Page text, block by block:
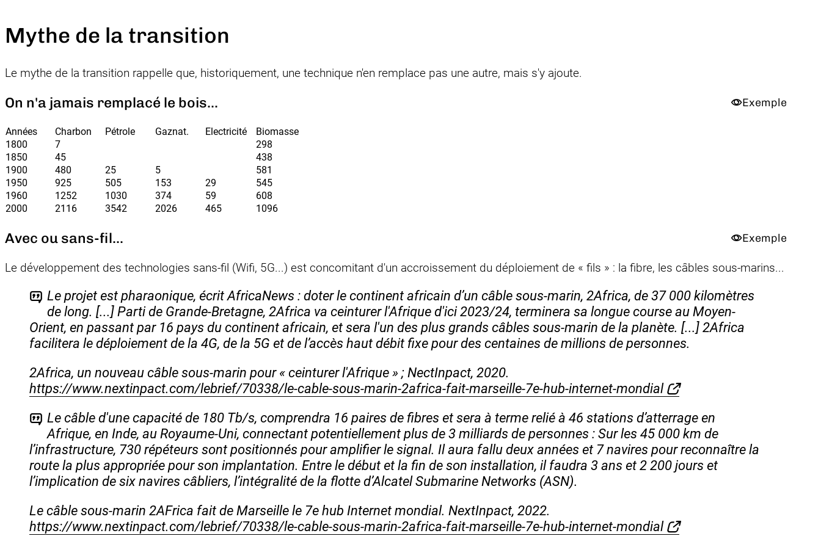
Mythe de la transition
Le mythe de la transition rappelle que, historiquement, une technique n'en remplace pas une autre, mais s'y ajoute.
Exemple
On n'a jamais remplacé le bois...
Années Charbon Pétrole Gaznat. Electricité
Biomasse
1800
7
298
1850
45
438
1900
480 25 5
581
1950
925 505 153 29
545
1960
1252 1030 374 59
608
2000
2116 3542 2026 465 1096
Exemple
Avec ou sans-fil...
Le développement des technologies sans-fil (Wifi, 5G...) est concomitant d'un accroissement du déploiement de « fils » : la fibre, les câbles sous-marins...
Le projet est pharaonique, écrit AfricaNews : doter le continent africain d’un câble sous-marin, 2Africa, de 37 000 kilomètres
de long. [...] Parti de Grande-Bretagne, 2Africa va ceinturer l'Afrique d'ici 2023/24, terminera sa longue course au Moyen-
Orient, en passant par 16 pays du continent africain, et sera l'un des plus grands câbles sous-marin de la planète. [...] 2Africa
facilitera le déploiement de la 4G, de la 5G et de l’accès haut débit fixe pour des centaines de millions de personnes.
2Africa, un nouveau câble sous-marin pour « ceinturer l'Afrique » ; NectInpact, 2020.
https://www.nextinpact.com/lebrief/70338/le-cable-sous-marin-2africa-fait-marseille-7e-hub-internet-mondial
Le câble d'une capacité de 180 Tb/s, comprendra 16 paires de fibres et sera à terme relié à 46 stations d’atterrage en
Afrique, en Inde, au Royaume-Uni, connectant potentiellement plus de 3 milliards de personnes : Sur les 45 000 km de
l’infrastructure, 730 répéteurs sont positionnés pour amplifier le signal. Il aura fallu deux années et 7 navires pour reconnaître la
route la plus appropriée pour son implantation. Entre le début et la fin de son installation, il faudra 3 ans et 2 200 jours et
l’implication de six navires câbliers, l’intégralité de la flotte d’Alcatel Submarine Networks (ASN).
Le câble sous-marin 2AFrica fait de Marseille le 7e hub Internet mondial. NextInpact, 2022.
https://www.nextinpact.com/lebrief/70338/le-cable-sous-marin-2africa-fait-marseille-7e-hub-internet-mondial